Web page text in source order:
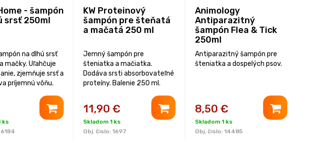
- šampón
srsť 250ml
na dlhú srsť
mačky. Uľahčuje
zjemňuje srsť a
príjemnú vôňu.
ks
6184
KW Proteinový
šampón pre šteňatá
a mačatá 250 ml
Jemný šampón pre
šteniatka a mačiatka.
Dodáva srsti absorbovateľné
proteíny. Balenie 250 ml.
11,90 €
Skladom 1 ks
Obj. čislo: 1697
Animology
Antiparazitný
šampón Flea & Tick
250ml
Antiparazitný šampón pre
šteniatka a dospelých psov.
8,50 €
Skladom 1 ks
Obj. čislo: 14485